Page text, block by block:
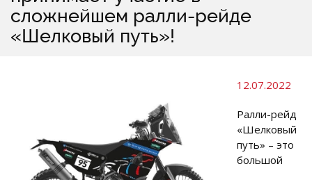
сложнейшем ралли-рейде
«Шелковый путь»!
12.07.2022
Ралли-рейд
«Шелковый
путь» – это
большой